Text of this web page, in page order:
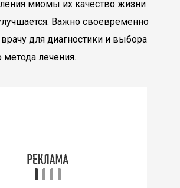
миомы их качество жизни
Важно своевременно
для диагностики и выбора
метода лечения.